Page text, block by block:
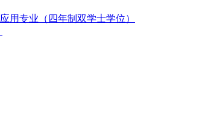
用专业（四年制双学士学位）